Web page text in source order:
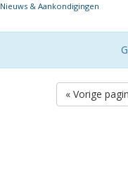
Nieuws & Aankondigingen
« Vorige